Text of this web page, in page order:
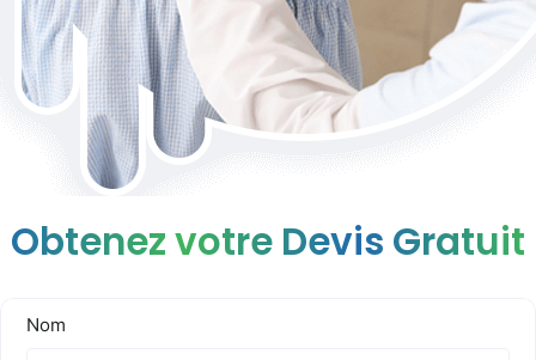
Obtenez votre Devis Gratuit